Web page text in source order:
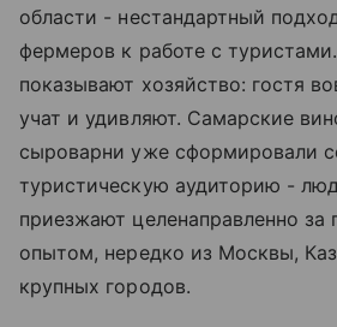
области - нестандартный
фермеров к работе с
показывают хозяйство: гостя
учат и удивляют. Самарские
сыроварни уже сформировали
туристическую аудиторию -
приезжают целенаправленно за
опытом, нередко из Москвы,
крупных городов.